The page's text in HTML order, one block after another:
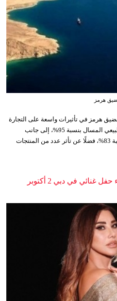
هرمز
هرمز في تأثيرات واسعة على التجارة
العالمية، مع تراجع صادرات الغاز الطبيعي المسال بنسبة 95%، إلى جانب
انخفاض صادرات أسمدة اليوريا بنسبة 83%، فضلًا عن تأثر عدد من المنتجات
غنائي في دبي 2 أكتوبر